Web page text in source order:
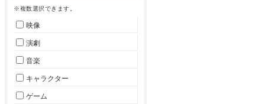
※複数選択できます。
映像
演劇
音楽
キャラクター
ゲーム